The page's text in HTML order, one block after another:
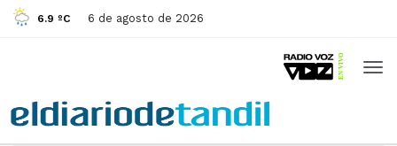
6.9 ºC 6 de agosto de 2026